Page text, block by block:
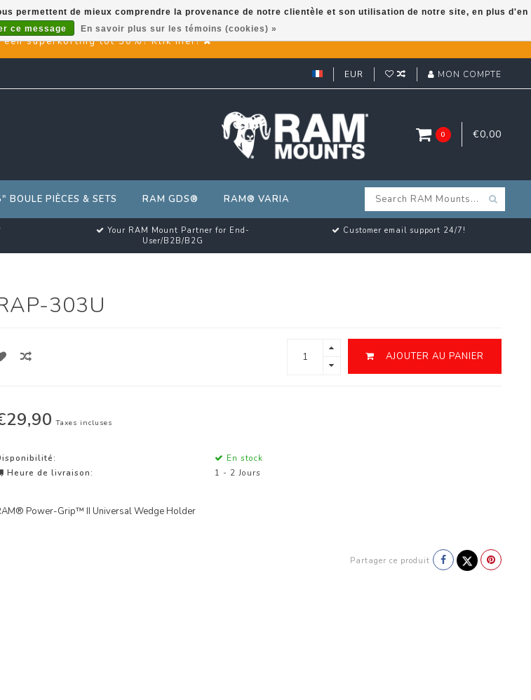
een superkorting tot 50%? Klik hier!
EUR MON COMPTE
0 €0,00
PIÈCES & SETS RAM GDS® RAM® VARIA
Your RAM Mount Partner for End-
User/B2B/B2G
Customer email support 24/7!
303U
AJOUTER AU PANIER
Taxes incluses
En stock
Heure de livraison:
1 - 2 Jours
Power-Grip™ II Universal Wedge Holder
Partager ce produit
permettent de mieux comprendre la provenance de notre clientèle et son utilisation de notre site, en plus d'en
ce message En savoir plus sur les témoins (cookies) »